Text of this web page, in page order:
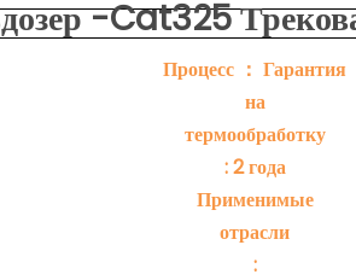
-Cat325
Процесс ： Гарантия
на
термообработку
: 2 года
Применимые
отрасли
: